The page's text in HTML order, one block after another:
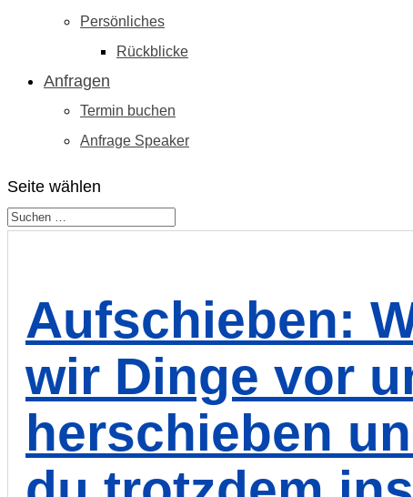
Persönliches
Rückblicke
Anfragen
Termin buchen
Anfrage Speaker
Seite wählen
Aufschieben:
wir Dinge vor
herschieben